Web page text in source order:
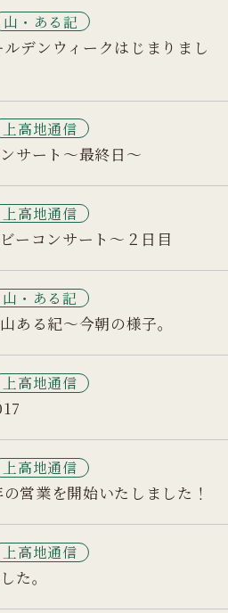
山・ある記
デンウィークはじまりまし
上高地通信
サート～最終日～
上高地通信
ーコンサート～２日目
山・ある記
ある紀～今朝の様子。
上高地通信
上高地通信
営業を開始いたしました！
上高地通信
た。